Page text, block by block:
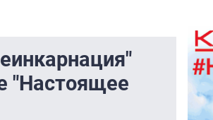
"Настоящее